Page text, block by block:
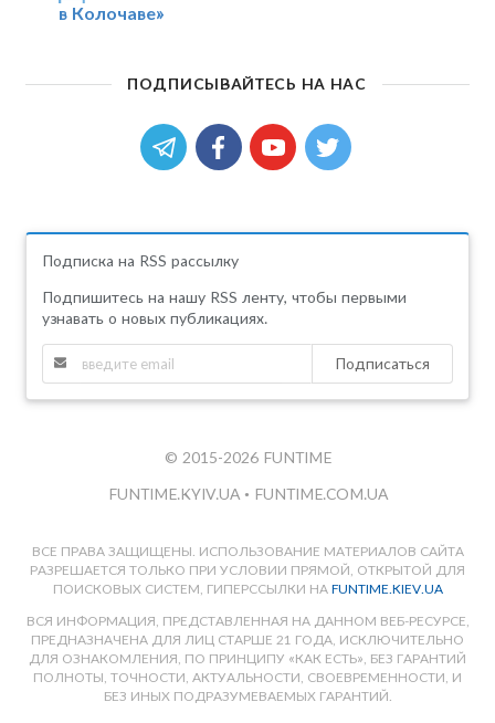
в Колочаве»
ПОДПИСЫВАЙТЕСЬ НА НАС
Подписка на RSS рассылку
Подпишитесь на нашу RSS ленту, чтобы первыми
узнавать о новых публикациях.
Подписаться
© 2015-2026 FUNTIME
FUNTIME.KYIV.UA • FUNTIME.COM.UA
ВСЕ ПРАВА ЗАЩИЩЕНЫ. ИСПОЛЬЗОВАНИЕ МАТЕРИАЛОВ САЙТА
РАЗРЕШАЕТСЯ ТОЛЬКО ПРИ УСЛОВИИ ПРЯМОЙ, ОТКРЫТОЙ ДЛЯ
ПОИСКОВЫХ СИСТЕМ, ГИПЕРССЫЛКИ НА FUNTIME.KIEV.UA
ВСЯ ИНФОРМАЦИЯ, ПРЕДСТАВЛЕННАЯ НА ДАННОМ ВЕБ-РЕСУРСЕ,
ПРЕДНАЗНАЧЕНА ДЛЯ ЛИЦ СТАРШЕ 21 ГОДА, ИСКЛЮЧИТЕЛЬНО
ДЛЯ ОЗНАКОМЛЕНИЯ, ПО ПРИНЦИПУ «КАК ЕСТЬ», БЕЗ ГАРАНТИЙ
ПОЛНОТЫ, ТОЧНОСТИ, АКТУАЛЬНОСТИ, СВОЕВРЕМЕННОСТИ, И
БЕЗ ИНЫХ ПОДРАЗУМЕВАЕМЫХ ГАРАНТИЙ.